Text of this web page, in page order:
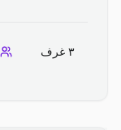
٣ غرف